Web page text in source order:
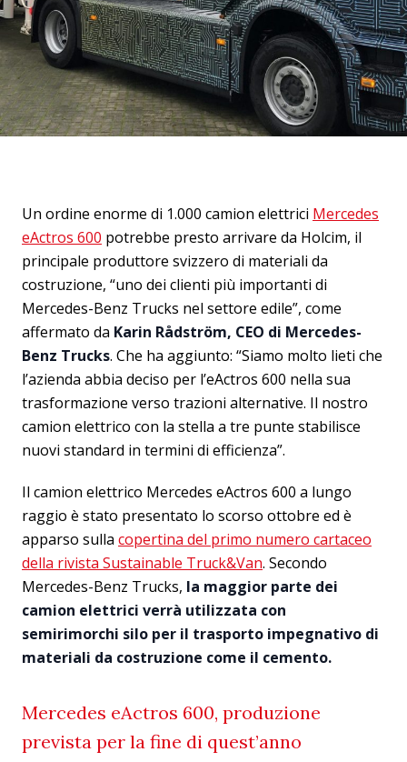
Un ordine enorme di 1.000 camion elettrici Mercedes
eActros 600 potrebbe presto arrivare da Holcim, il
principale produttore svizzero di materiali da
costruzione, “uno dei clienti più importanti di
Mercedes-Benz Trucks nel settore edile”, come
affermato da Karin Rådström, CEO di Mercedes-
Benz Trucks. Che ha aggiunto: “Siamo molto lieti che
l’azienda abbia deciso per l’eActros 600 nella sua
trasformazione verso trazioni alternative. Il nostro
camion elettrico con la stella a tre punte stabilisce
nuovi standard in termini di efficienza”.
Il camion elettrico Mercedes eActros 600 a lungo
raggio è stato presentato lo scorso ottobre ed è
apparso sulla copertina del primo numero cartaceo
della rivista Sustainable Truck&Van. Secondo
Mercedes-Benz Trucks, la maggior parte dei
camion elettrici verrà utilizzata con
semirimorchi silo per il trasporto impegnativo di
materiali da costruzione come il cemento.
Mercedes eActros 600, produzione
prevista per la fine di quest’anno